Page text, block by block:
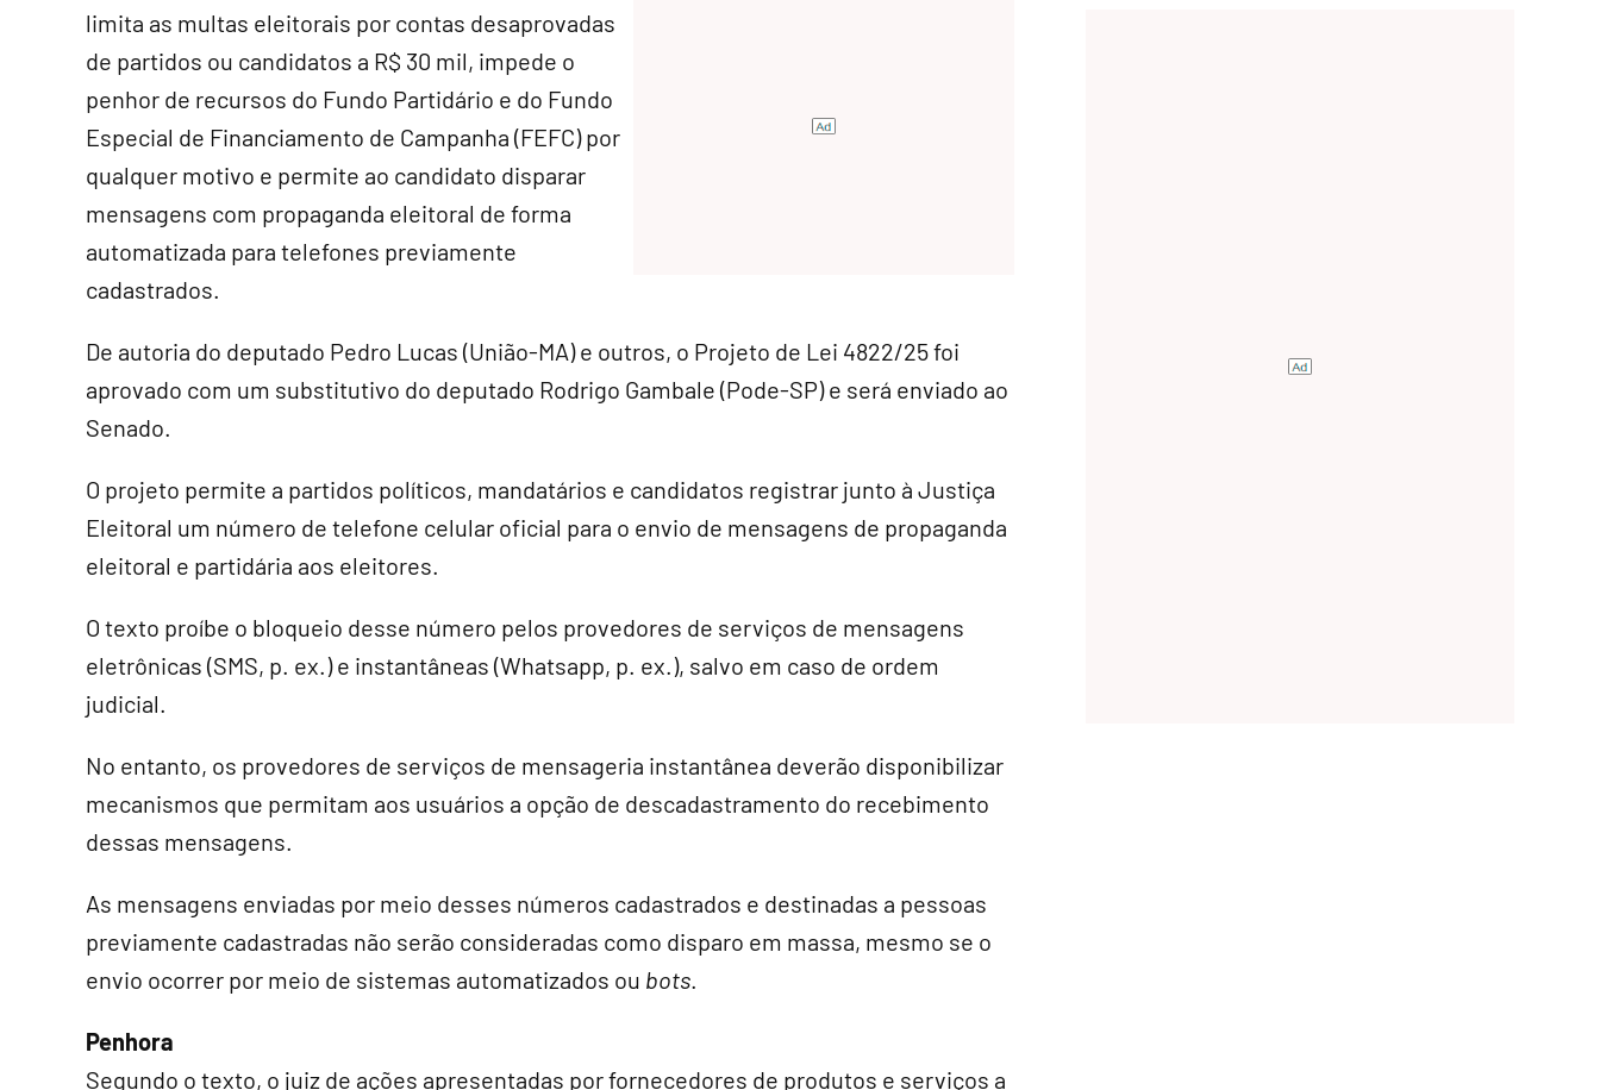
limita as multas eleitorais por contas desaprovadas
de partidos ou candidatos a R$ 30 mil, impede o
penhor de recursos do Fundo Partidário e do Fundo
Especial de Financiamento de Campanha (FEFC) por
qualquer motivo e permite ao candidato disparar
mensagens com propaganda eleitoral de forma
automatizada para telefones previamente
cadastrados.
De autoria do deputado Pedro Lucas (União-MA) e outros, o Projeto de Lei 4822/25 foi
aprovado com um substitutivo do deputado Rodrigo Gambale (Pode-SP) e será enviado ao
Senado.
O projeto permite a partidos políticos, mandatários e candidatos registrar junto à Justiça
Eleitoral um número de telefone celular oficial para o envio de mensagens de propaganda
eleitoral e partidária aos eleitores.
O texto proíbe o bloqueio desse número pelos provedores de serviços de mensagens
eletrônicas (SMS, p. ex.) e instantâneas (Whatsapp, p. ex.), salvo em caso de ordem
judicial.
No entanto, os provedores de serviços de mensageria instantânea deverão disponibilizar
mecanismos que permitam aos usuários a opção de descadastramento do recebimento
dessas mensagens.
As mensagens enviadas por meio desses números cadastrados e destinadas a pessoas
previamente cadastradas não serão consideradas como disparo em massa, mesmo se o
envio ocorrer por meio de sistemas automatizados ou bots.
Penhora
Segundo o texto, o juiz de ações apresentadas por fornecedores de produtos e serviços a